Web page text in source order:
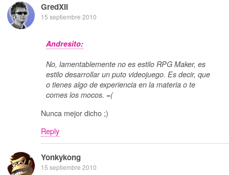
GredXII
15 septiembre 2010
Andresito:
No, lamentablemente no es estilo RPG Maker, es
estilo desarrollar un puto videojuego. Es decir, que
o tienes algo de experiencia en la materia o te
comes los mocos. =(
Nunca mejor dicho ;)
Reply
Yonkykong
15 septiembre 2010